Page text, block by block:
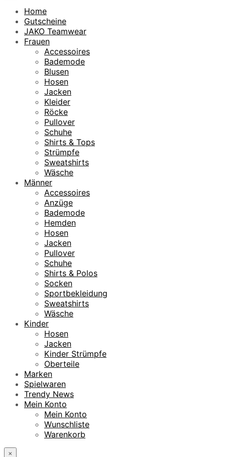
Home
Gutscheine
JAKO Teamwear
Frauen
Accessoires
Bademode
Blusen
Hosen
Jacken
Kleider
Röcke
Pullover
Schuhe
Shirts & Tops
Strümpfe
Sweatshirts
Wäsche
Männer
Accessoires
Anzüge
Bademode
Hemden
Hosen
Jacken
Pullover
Schuhe
Shirts & Polos
Socken
Sportbekleidung
Sweatshirts
Wäsche
Kinder
Hosen
Jacken
Kinder Strümpfe
Oberteile
Marken
Spielwaren
Trendy News
Mein Konto
Mein Konto
Wunschliste
Warenkorb
×